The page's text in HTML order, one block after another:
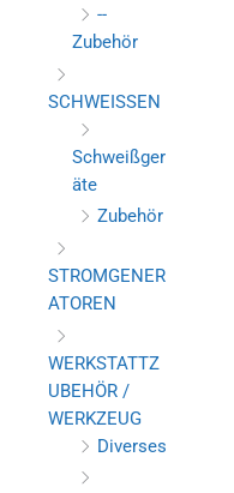
--
Zubehör
SCHWEISSEN
Schweißger
äte
Zubehör
STROMGENER
ATOREN
WERKSTATTZ
UBEHÖR /
WERKZEUG
Diverses